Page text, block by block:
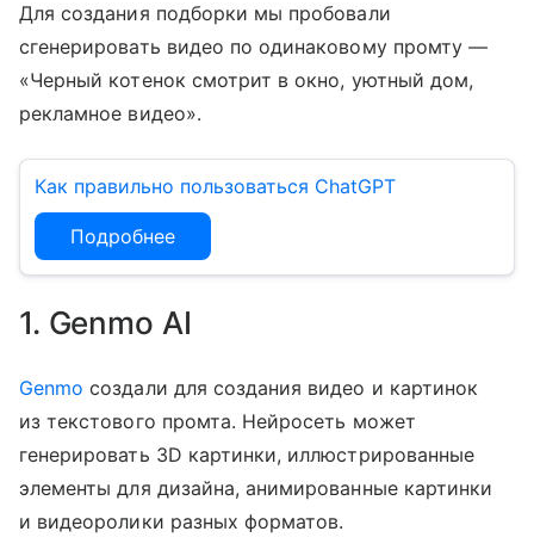
Для создания подборки мы пробовали
сгенерировать видео по одинаковому промту —
«Черный котенок смотрит в окно, уютный дом,
рекламное видео».
Как правильно пользоваться ChatGPT
Подробнее
1. Genmo AI
Genmo создали для создания видео и картинок
из текстового промта. Нейросеть может
генерировать 3D картинки, иллюстрированные
элементы для дизайна, анимированные картинки
и видеоролики разных форматов.